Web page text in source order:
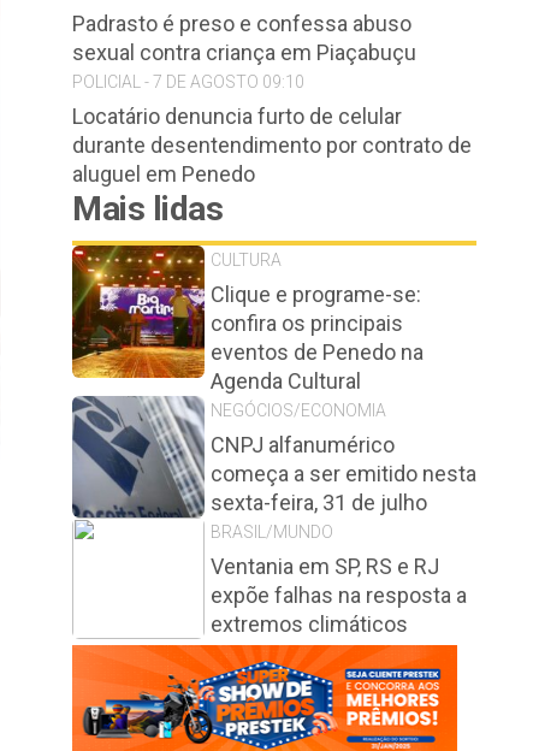
Padrasto é preso e confessa abuso
sexual contra criança em Piaçabuçu
POLICIAL - 7 DE AGOSTO 09:10
Locatário denuncia furto de celular
durante desentendimento por contrato de
aluguel em Penedo
Mais lidas
CULTURA
Clique e programe-se:
confira os principais
eventos de Penedo na
Agenda Cultural
NEGÓCIOS/ECONOMIA
CNPJ alfanumérico
começa a ser emitido nesta
sexta-feira, 31 de julho
BRASIL/MUNDO
Ventania em SP, RS e RJ
expõe falhas na resposta a
extremos climáticos